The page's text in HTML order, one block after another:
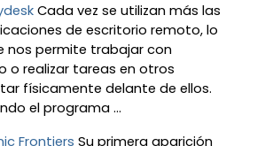
Cada vez se utilizan más las
de escritorio remoto, lo
nos permite trabajar con
o realizar tareas en otros
físicamente delante de ellos.
el programa ...
Frontiers Su primera aparición